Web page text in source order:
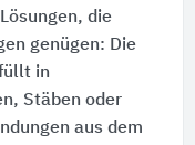
die
genügen: Die
in
Stäben oder
aus dem